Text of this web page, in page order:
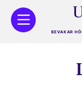
BEVAKAR